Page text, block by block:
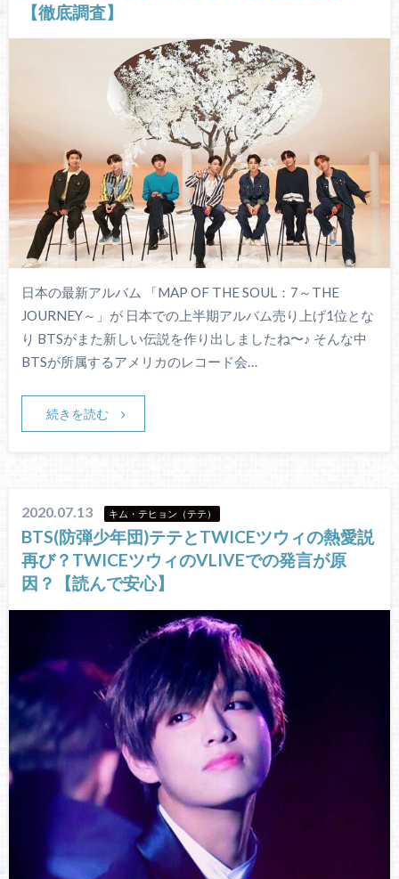
【徹底調査】
日本の最新アルバム 「MAP OF THE SOUL：7～THE
JOURNEY～」が 日本での上半期アルバム売り上げ1位とな
り BTSがまた新しい伝説を作り出しましたね〜♪ そんな中
BTSが所属するアメリカのレコード会…
続きを読む
2020.07.13 キム・テヒョン（テテ）
BTS(防弾少年団)テテとTWICEツウィの熱愛説
再び？TWICEツウィのVLIVEでの発言が原
因？【読んで安心】